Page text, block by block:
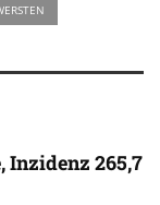
Inzidenz 265,7